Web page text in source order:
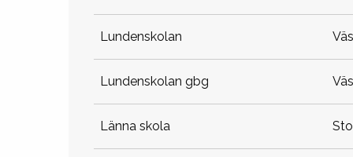
lundenskolan
lundenskolan gbg
länna skola